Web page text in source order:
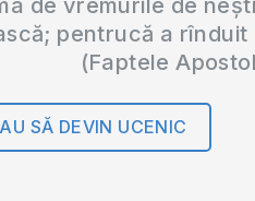
de vremurile de
pentrucă a
(Faptele
SĂ DEVIN UCENIC